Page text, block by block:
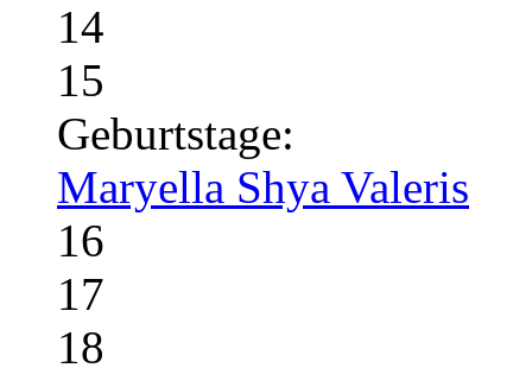
14
15
Geburtstage:
Maryella Shya Valeris
16
17
18